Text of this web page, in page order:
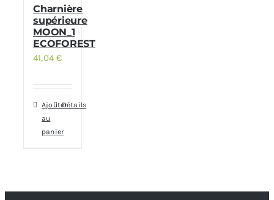
Charnière
supérieure
MOON_1
ECOFOREST
41,04€
Ajouter
au
panier
Détails